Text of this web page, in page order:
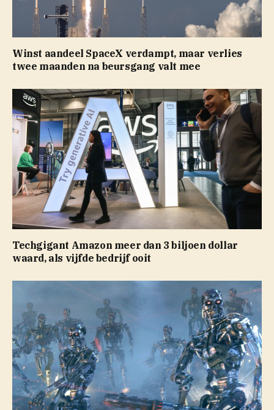
Winst aandeel SpaceX verdampt, maar verlies
twee maanden na beursgang valt mee
Techgigant Amazon meer dan 3 biljoen dollar
waard, als vijfde bedrijf ooit